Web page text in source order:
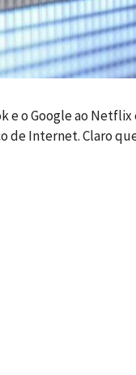
e o Google ao
Internet. Claro